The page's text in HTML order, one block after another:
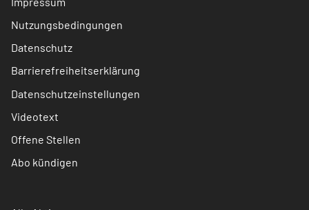
Nutzungsbedingungen
Datenschutz
Barrierefreiheitserklärung
Datenschutzeinstellungen
Videotext
Offene Stellen
Abo kündigen